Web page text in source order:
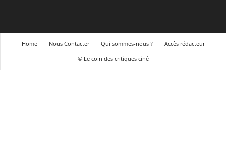
Home Nous Contacter Qui sommes-nous ?
Accès rédacteur
© Le coin des critiques ciné